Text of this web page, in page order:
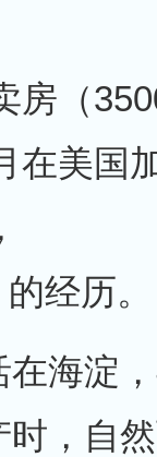
房（
在美国
经历。
在海淀
时，自